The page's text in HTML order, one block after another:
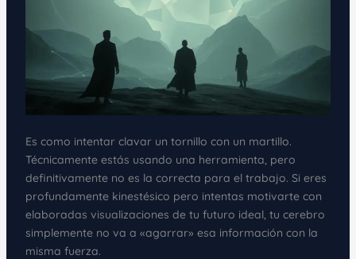
Es como intentar clavar un tornillo con un martillo.
Técnicamente estás usando una herramienta, pero
definitivamente no es la correcta para el trabajo. Si eres
profundamente kinestésico pero intentas motivarte con
elaboradas visualizaciones de tu futuro ideal, tu cerebro
simplemente no va a «agarrar» esa información con la
misma fuerza.